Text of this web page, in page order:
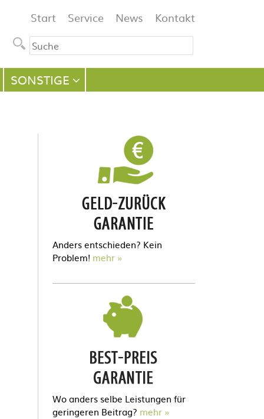
Navigation
Start Service News Kontakt
SONSTIGE
Anders entschieden? Kein
Problem! mehr
Wo anders selbe Leistungen für
geringeren Beitrag? mehr